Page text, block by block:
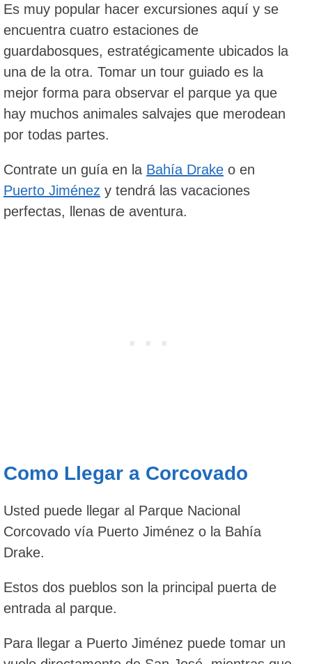
Es muy popular hacer excursiones aquí y se
encuentra cuatro estaciones de
guardabosques, estratégicamente ubicados la
una de la otra. Tomar un tour guiado es la
mejor forma para observar el parque ya que
hay muchos animales salvajes que merodean
por todas partes.
Contrate un guía en la Bahía Drake o en
Puerto Jiménez y tendrá las vacaciones
perfectas, llenas de aventura.
Como Llegar a Corcovado
Usted puede llegar al Parque Nacional
Corcovado vía Puerto Jiménez o la Bahía
Drake.
Estos dos pueblos son la principal puerta de
entrada al parque.
Para llegar a Puerto Jiménez puede tomar un